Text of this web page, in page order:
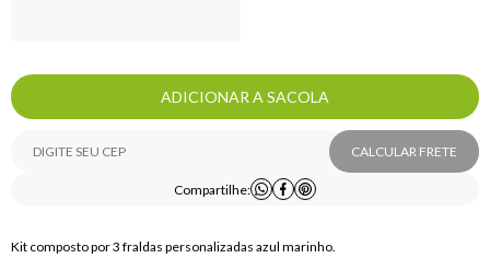
ADICIONAR A SACOLA
CALCULAR FRETE
Compartilhe:
Kit composto por 3 fraldas personalizadas azul marinho.